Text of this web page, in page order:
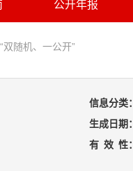
公开年报
“双随机、一公开”
信息分类：
生成日期：
有 效 性：